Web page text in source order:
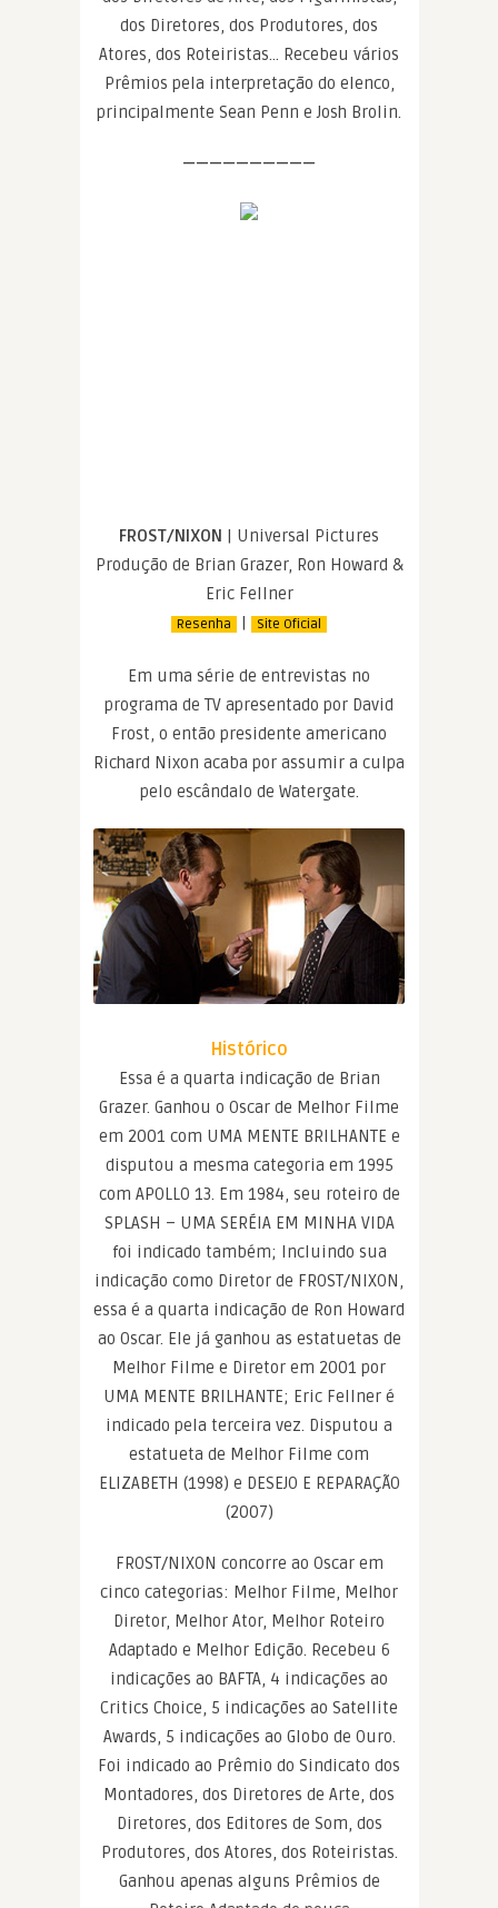
dos Diretores, dos Produtores, dos
Atores, dos Roteiristas… Recebeu vários
Prêmios pela interpretação do elenco,
principalmente Sean Penn e Josh Brolin.
——————————
FROST/NIXON
| Universal Pictures
Produção de Brian Grazer, Ron Howard &
Eric Fellner
Resenha Site Oficial
Em uma série de entrevistas no
programa de TV apresentado por David
Frost, o então presidente americano
Richard Nixon acaba por assumir a culpa
pelo escândalo de Watergate.
Histórico
Essa é a quarta indicação de Brian
Grazer. Ganhou o Oscar de Melhor Filme
em 2001 com UMA MENTE BRILHANTE e
disputou a mesma categoria em 1995
com APOLLO 13. Em 1984, seu roteiro de
SPLASH – UMA SERÉIA EM MINHA VIDA
foi indicado também; Incluindo sua
indicação como Diretor de FROST/NIXON,
essa é a quarta indicação de Ron Howard
ao Oscar. Ele já ganhou as estatuetas de
Melhor Filme e Diretor em 2001 por
UMA MENTE BRILHANTE; Eric Fellner é
indicado pela terceira vez. Disputou a
estatueta de Melhor Filme com
ELIZABETH (1998) e DESEJO E REPARAÇÃO
(2007)
FROST/NIXON concorre ao Oscar em
cinco categorias: Melhor Filme, Melhor
Diretor, Melhor Ator, Melhor Roteiro
Adaptado e Melhor Edição. Recebeu 6
indicações ao BAFTA, 4 indicações ao
Critics Choice, 5 indicações ao Satellite
Awards, 5 indicações ao Globo de Ouro.
Foi indicado ao Prêmio do Sindicato dos
Montadores, dos Diretores de Arte, dos
Diretores, dos Editores de Som, dos
Produtores, dos Atores, dos Roteiristas.
Ganhou apenas alguns Prêmios de